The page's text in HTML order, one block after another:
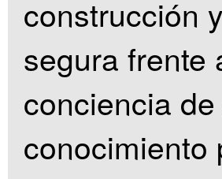
construcción
segura frente
conciencia
conocimiento